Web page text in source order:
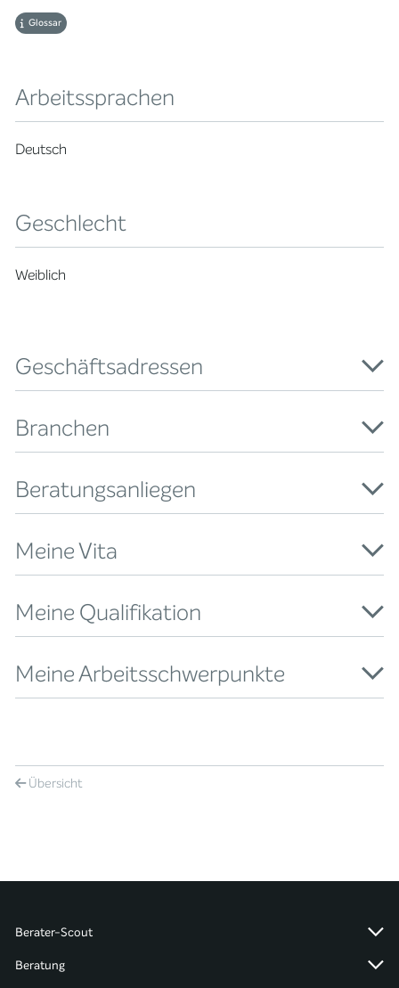
Glossar
Arbeitssprachen
Deutsch
Geschlecht
Weiblich
Geschäftsadressen
Branchen
Beratungsanliegen
Meine Vita
Meine Qualifikation
Meine Arbeitsschwerpunkte
Übersicht
Berater-Scout
Beratung